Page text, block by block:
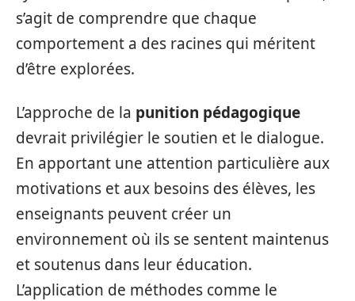
s’agit de comprendre que chaque
comportement a des racines qui méritent
d’être explorées.
L’approche de la punition pédagogique
devrait privilégier le soutien et le dialogue.
En apportant une attention particulière aux
motivations et aux besoins des élèves, les
enseignants peuvent créer un
environnement où ils se sentent maintenus
et soutenus dans leur éducation.
L’application de méthodes comme le